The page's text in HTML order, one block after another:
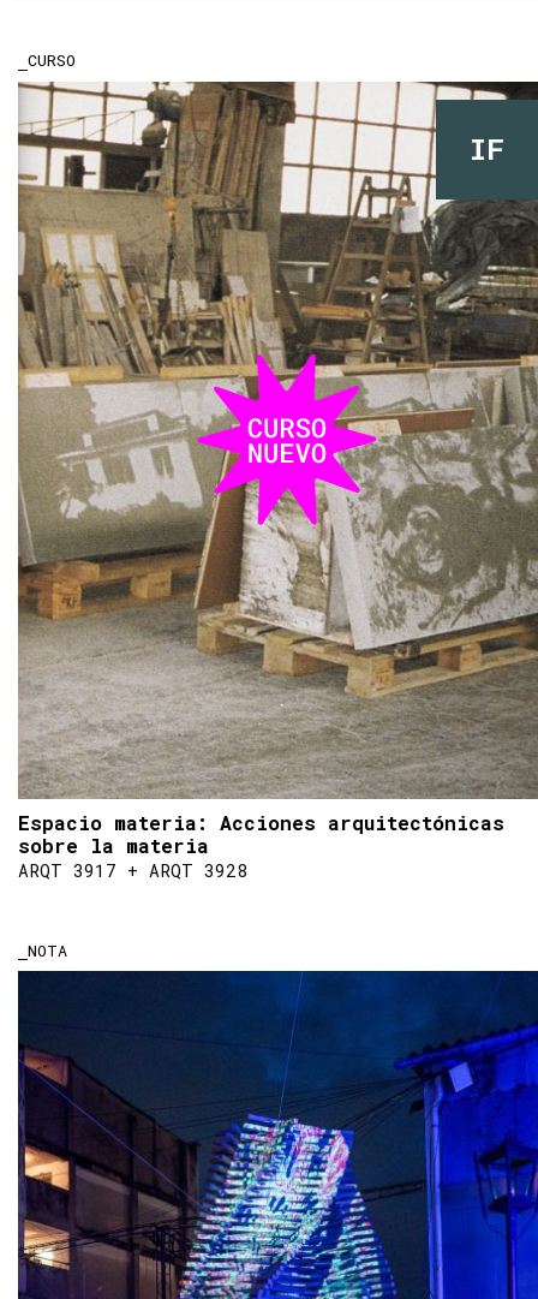
CURSO
IF
Espacio materia: Acciones arquitectónicas
sobre la materia
ARQT 3917 + ARQT 3928
NOTA